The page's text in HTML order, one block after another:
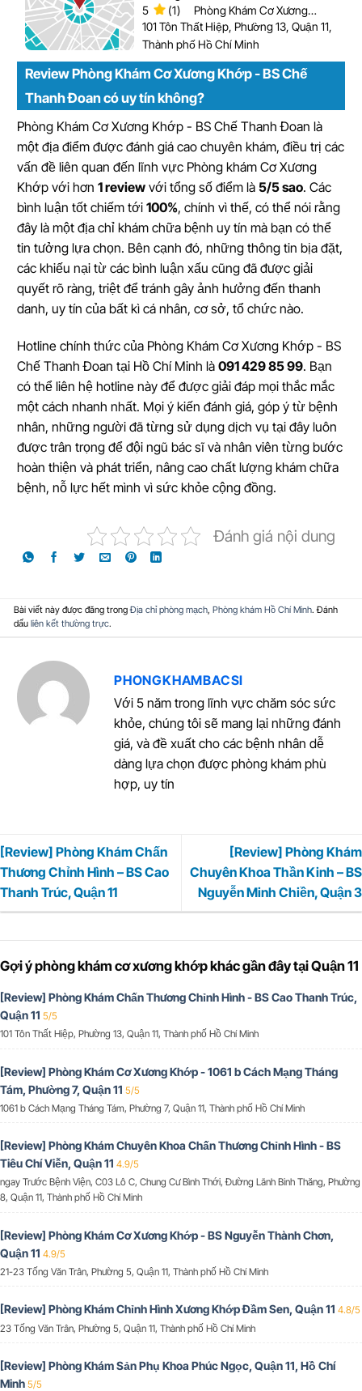
5
(1)
Phòng Khám Cơ Xương
Khớp
101 Tôn Thất Hiệp, Phường 13, Quận 11,
Thành phố Hồ Chí Minh
Review Phòng Khám Cơ Xương Khớp - BS Chế
Thanh Đoan có uy tín không?
Phòng Khám Cơ Xương Khớp - BS Chế Thanh Đoan là
một địa điểm được đánh giá cao chuyên khám, điều trị các
vấn đề liên quan đến lĩnh vực Phòng khám Cơ Xương
Khớp với hơn 1 review với tổng số điểm là 5/5 sao. Các
bình luận tốt chiếm tới 100%, chính vì thế, có thể nói rằng
đây là một địa chỉ khám chữa bệnh uy tín mà bạn có thể
tin tưởng lựa chọn. Bên cạnh đó, những thông tin bịa đặt,
các khiếu nại từ các bình luận xấu cũng đã được giải
quyết rõ ràng, triệt để tránh gây ảnh hưởng đến thanh
danh, uy tín của bất kì cá nhân, cơ sở, tổ chức nào.
Hotline chính thức của Phòng Khám Cơ Xương Khớp - BS
Chế Thanh Đoan tại Hồ Chí Minh là 091 429 85 99. Bạn
có thể liên hệ hotline này để được giải đáp mọi thắc mắc
một cách nhanh nhất. Mọi ý kiến đánh giá, góp ý từ bệnh
nhân, những người đã từng sử dụng dịch vụ tại đây luôn
được trân trọng để đội ngũ bác sĩ và nhân viên từng bước
hoàn thiện và phát triển, nâng cao chất lượng khám chữa
bệnh, nỗ lực hết mình vì sức khỏe cộng đồng.
Đánh giá nội dung
Bài viết này được đăng trongĐịa chỉ phòng mạch, Phòng khám Hồ Chí Minh. Đánh
dấu liên kết thường trực.
PHONGKHAMBACSI
Với 5 năm trong lĩnh vực chăm sóc sức
khỏe, chúng tôi sẽ mang lại những đánh
giá, và đề xuất cho các bệnh nhân dễ
dàng lựa chọn được phòng khám phù
hợp, uy tín
[Review] Phòng Khám Chấn
Thương Chỉnh Hình – BS Cao
Thanh Trúc, Quận 11
[Review] Phòng Khám
Chuyên Khoa Thần Kinh – BS
Nguyễn Minh Chiền, Quận 3
Gợi ý phòng khám cơ xương khớp khác gần đây tại Quận 11
[Review] Phòng Khám Chấn Thương Chỉnh Hình - BS Cao Thanh Trúc,
Quận 11 5/5
101 Tôn Thất Hiệp, Phường 13, Quận 11, Thành phố Hồ Chí Minh
[Review] Phòng Khám Cơ Xương Khớp - 1061 b Cách Mạng Tháng
Tám, Phường 7, Quận 11 5/5
1061 b Cách Mạng Tháng Tám, Phường 7, Quận 11, Thành phố Hồ Chí Minh
[Review] Phòng Khám Chuyên Khoa Chấn Thương Chỉnh Hình - BS
Tiêu Chí Viễn, Quận 11 4.9/5
ngay Trước Bệnh Viện, C03 Lô C, Chung Cư Bình Thới, Đường Lãnh Binh Thăng, Phường
8, Quận 11, Thành phố Hồ Chí Minh
[Review] Phòng Khám Cơ Xương Khớp - BS Nguyễn Thành Chơn,
Quận 11 4.9/5
21-23 Tống Văn Trân, Phường 5, Quận 11, Thành phố Hồ Chí Minh
[Review] Phòng Khám Chỉnh Hình Xương Khớp Đầm Sen, Quận 11 4.8/5
23 Tống Văn Trân, Phường 5, Quận 11, Thành phố Hồ Chí Minh
[Review] Phòng Khám Sản Phụ Khoa Phúc Ngọc, Quận 11, Hồ Chí
Minh 5/5